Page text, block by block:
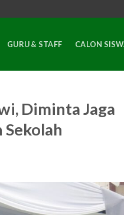
GURU & STAFF CALON
Diminta Jaga
Sekolah